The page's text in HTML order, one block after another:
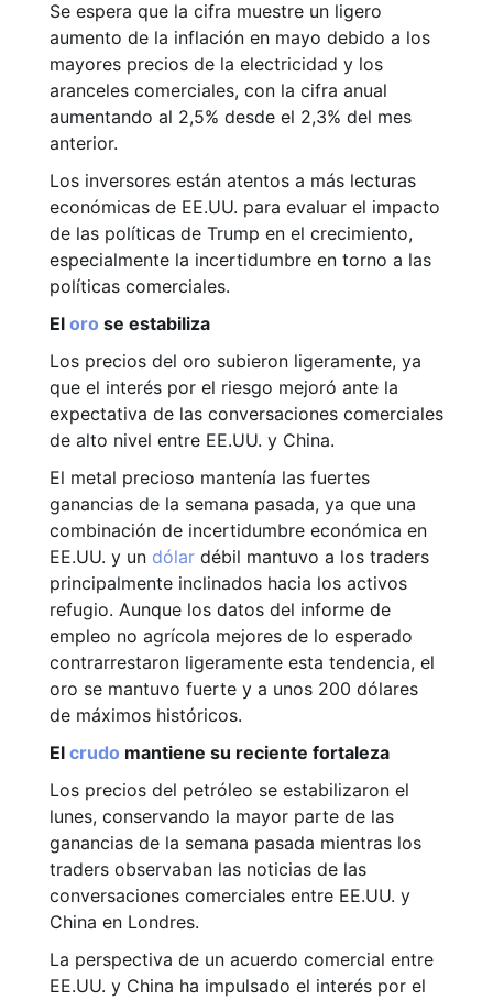
Se espera que la cifra muestre un ligero
aumento de la inflación en mayo debido a los
mayores precios de la electricidad y los
aranceles comerciales, con la cifra anual
aumentando al 2,5% desde el 2,3% del mes
anterior.
Los inversores están atentos a más lecturas
económicas de EE.UU. para evaluar el impacto
de las políticas de Trump en el crecimiento,
especialmente la incertidumbre en torno a las
políticas comerciales.
El oro se estabiliza
Los precios del oro subieron ligeramente, ya
que el interés por el riesgo mejoró ante la
expectativa de las conversaciones comerciales
de alto nivel entre EE.UU. y China.
El metal precioso mantenía las fuertes
ganancias de la semana pasada, ya que una
combinación de incertidumbre económica en
EE.UU. y un dólar débil mantuvo a los traders
principalmente inclinados hacia los activos
refugio. Aunque los datos del informe de
empleo no agrícola mejores de lo esperado
contrarrestaron ligeramente esta tendencia, el
oro se mantuvo fuerte y a unos 200 dólares
de máximos históricos.
El crudo mantiene su reciente fortaleza
Los precios del petróleo se estabilizaron el
lunes, conservando la mayor parte de las
ganancias de la semana pasada mientras los
traders observaban las noticias de las
conversaciones comerciales entre EE.UU. y
China en Londres.
La perspectiva de un acuerdo comercial entre
EE.UU. y China ha impulsado el interés por el